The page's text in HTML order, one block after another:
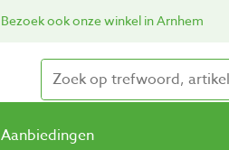
Bezoek ook onze winkel in Arnhem
Aanbiedingen